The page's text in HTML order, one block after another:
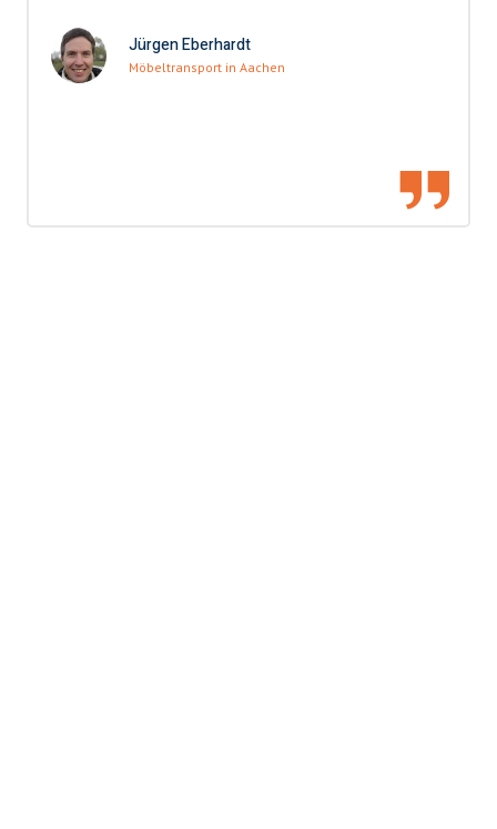
Jürgen Eberhardt
Möbeltransport in Aachen